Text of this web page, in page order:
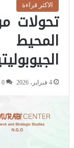
الاكثر قراءة
تحولات
4 فبراير، 2026 0